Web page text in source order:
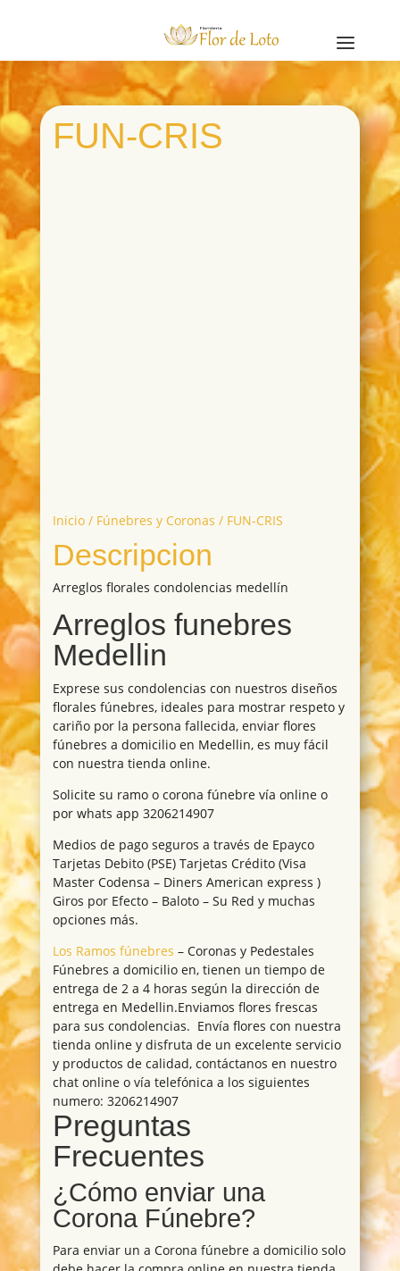
a
FUN-CRIS
Inicio/ Fúnebres y Coronas / FUN-CRIS
Descripcion
Arreglos florales condolencias medellín
Arreglos funebres
Medellin
Exprese sus condolencias con nuestros diseños
florales fúnebres, ideales para mostrar respeto y
cariño por la persona fallecida, enviar flores
fúnebres a domicilio en Medellin, es muy fácil
con nuestra tienda online.
Solicite su ramo o corona fúnebre vía online o
por whats app 3206214907
Medios de pago seguros a través de Epayco
Tarjetas Debito (PSE) Tarjetas Crédito (Visa
Master Codensa – Diners American express )
Giros por Efecto – Baloto – Su Red y muchas
opciones más.
Los Ramos fúnebres – Coronas y Pedestales
Fúnebres a domicilio en, tienen un tiempo de
entrega de 2 a 4 horas según la dirección de
entrega en Medellin.Enviamos flores frescas
para sus condolencias. Envía flores con nuestra
tienda online y disfruta de un excelente servicio
y productos de calidad, contáctanos en nuestro
chat online o vía telefónica a los siguientes
numero: 3206214907
Preguntas
Frecuentes
¿Cómo enviar una
Corona Fúnebre?
Para enviar un a Corona fúnebre a domicilio solo